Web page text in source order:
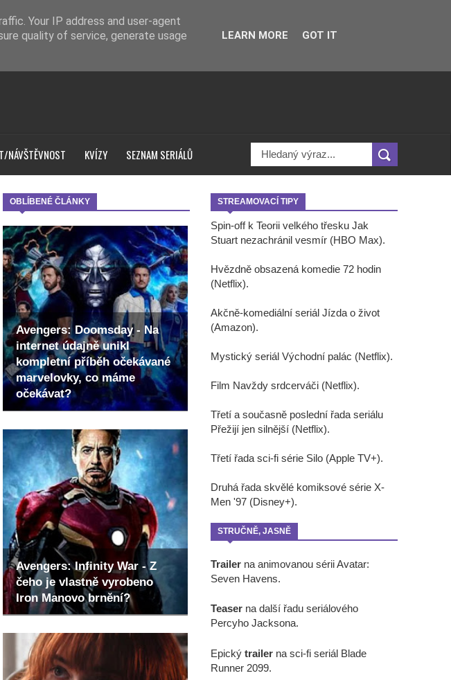
NÁVŠTĚVNOST KVÍZY SEZNAM SERIÁLŮ
OBLÍBENÉ ČLÁNKY
Avengers: Doomsday - Na
internet údajně unikl
kompletní příběh očekávané
marvelovky, co máme
očekávat?
Avengers: Infinity War - Z
čeho je vlastně vyrobeno
Iron Manovo brnění?
STREAMOVACÍ TIPY
Spin-off k Teorii velkého třesku Jak
Stuart nezachránil vesmír (HBO Max).
Hvězdně obsazená komedie 72 hodin
(Netflix).
Akčně-komediální seriál Jízda o život
(Amazon).
Mystický seriál Východní palác (Netflix).
Film Navždy srdcerváči (Netflix).
Třetí a současně poslední řada seriálu
Přežijí jen silnější (Netflix).
Třetí řada sci-fi série Silo (Apple TV+).
Druhá řada skvělé komiksové série X-
Men '97 (Disney+).
STRUČNĚ, JASNĚ
Trailer na animovanou sérii Avatar:
Seven Havens.
Teaser na další řadu seriálového
Percyho Jacksona.
Epický trailer na sci-fi seriál Blade
Runner 2099.
Your IP address and user-agent
quality of service, generate usage
LEARN MORE GOT IT